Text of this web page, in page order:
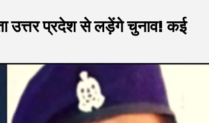
उत्तर प्रदेश से लड़ेंगे चुनाव! कई